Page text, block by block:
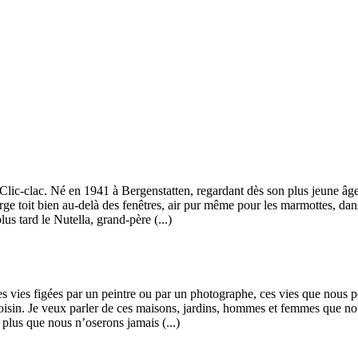
clac. Né en 1941 à Bergenstatten, regardant dès son plus jeune
toit bien au-delà des fenêtres, air pur même pour les marmottes,
tard le Nutella, grand-père (...)
vies figées par un peintre ou par un photographe, ces vies que
Je veux parler de ces maisons, jardins, hommes et femmes que
que nous n’oserons jamais (...)